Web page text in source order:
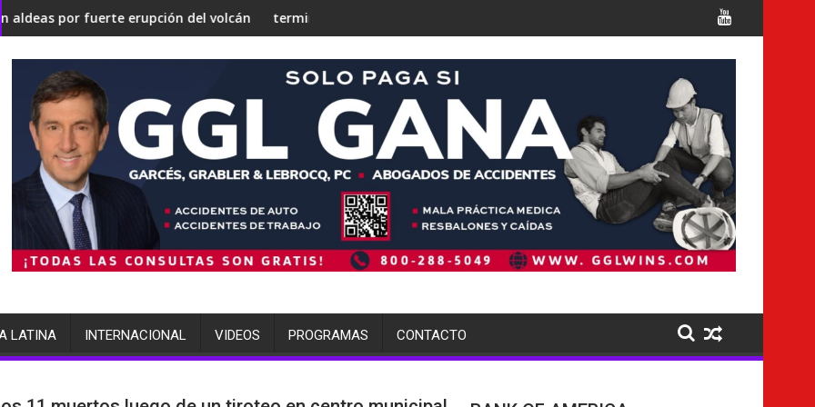
en una 'Gaza silenciosa'
su estrategia nuclear
erupción del volcán de Fuegoterminó arrestada por múltiples cargos Italia confirma la muerte de 7 nacionales
LATINA INTERNACIONAL VIDEOS PROGRAMAS CONTACTO